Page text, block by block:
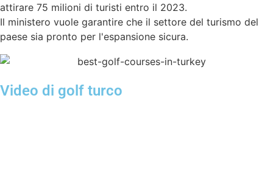
attirare 75 milioni di turisti entro il 2023.
Il ministero vuole garantire che il settore del turismo del
paese sia pronto per l'espansione sicura.
Video di golf turco